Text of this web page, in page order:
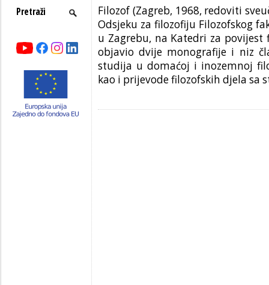
Filozof (Zagreb, 1968, redoviti
Odsjeku za filozofiju Filozofskog
u Zagrebu, na Katedri za povijest
objavio dvije monografije i niz
studija u domaćoj i inozemnoj
kao i prijevode filozofskih djela sa